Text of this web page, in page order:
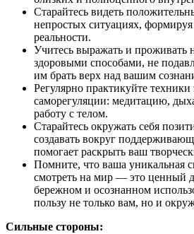
Старайтесь видеть
непростых ситуациях,
реальности.
Учитесь выражать и проживать
здоровыми способами, не
им брать верх над вашим
Регулярно практикуйте
саморегуляции: медитацию,
работу с телом.
Старайтесь окружать себя
создавать вокруг
помогает раскрыть ваш
Помните, что ваша уникальная
смотреть на мир — это ценный
бережном и осознанном
пользу не только вам, но и
Сильные стороны: